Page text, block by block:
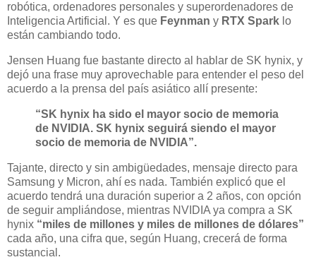
robótica, ordenadores personales y superordenadores de
Inteligencia Artificial. Y es que Feynman y RTX Spark lo
están cambiando todo.
Jensen Huang fue bastante directo al hablar de SK hynix, y
dejó una frase muy aprovechable para entender el peso del
acuerdo a la prensa del país asiático allí presente:
“SK hynix ha sido el mayor socio de memoria
de NVIDIA. SK hynix seguirá siendo el mayor
socio de memoria de NVIDIA”.
Tajante, directo y sin ambigüedades, mensaje directo para
Samsung y Micron, ahí es nada. También explicó que el
acuerdo tendrá una duración superior a 2 años, con opción
de seguir ampliándose, mientras NVIDIA ya compra a SK
hynix “miles de millones y miles de millones de dólares”
cada año, una cifra que, según Huang, crecerá de forma
sustancial.